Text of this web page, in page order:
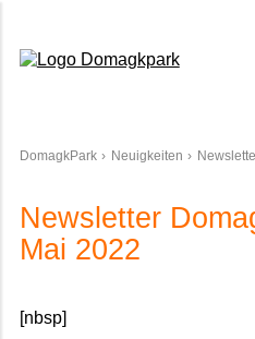
DomagkPark Neuigkeiten
Newsletter
Mai 2022
[nbsp]